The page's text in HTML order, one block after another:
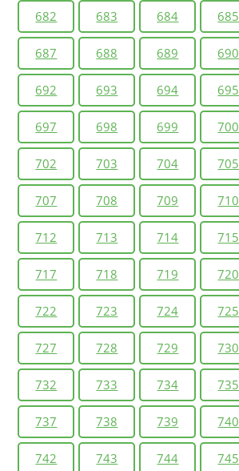
682 683 684 685
687 688 689 690
692 693 694 695
697 698 699 700
702 703 704 705
707 708 709 710
712 713 714 715
717 718 719 720
722 723 724 725
727 728 729 730
732 733 734 735
737 738 739 740
742 743 744 745